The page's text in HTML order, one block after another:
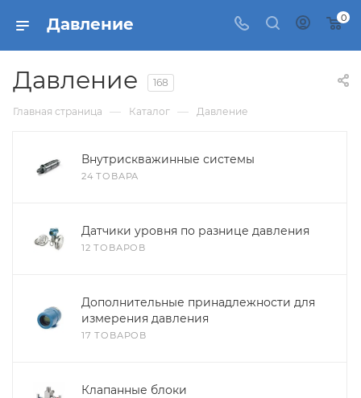
Давление 0
Давление 168
Главная страница — Каталог — Давление
Внутрискважинные системы
24 ТОВАРА
Датчики уровня по разнице давления
12 ТОВАРОВ
Дополнительные принадлежности для
измерения давления
17 ТОВАРОВ
Клапанные блоки